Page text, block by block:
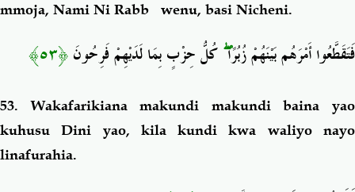
mmoja, Nami Ni Rabb wenu, basi Nicheni.
فَتَقَطَّعُوا أَمْرَهُم بَيْنَهُمْ زُبُرًاۖكُلُّ حِزْبٍ بِمَا لَدَيْهِمْ فَرِحُونَ﴿٥٣﴾
53.Wakafarikiana makundi makundi baina yao
kuhusu Dini yao, kila kundi kwa waliyo nayo
linafurahia.